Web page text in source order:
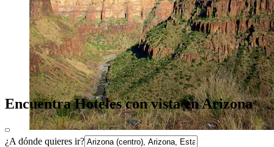
Encuentra Hoteles con vista en Arizona
¿A dónde quieres ir?